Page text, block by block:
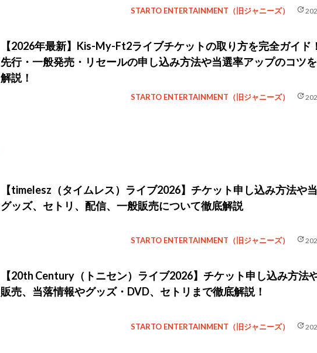
STARTO ENTERTAINMENT（旧ジャニーズ） update
【2026年最新】Kis-My-Ft2ライブチケットの取り方を完全ガイド
先行・一般発売・リセールの申し込み方法や当選率アップのコツ
解説！
STARTO ENTERTAINMENT（旧ジャニーズ） update
【timelesz（タイムレス）ライブ2026】チケット申し込み方法や当
グッズ、セトリ、配信、一般販売について徹底解説
STARTO ENTERTAINMENT（旧ジャニーズ） update
【20th Century（トニセン）ライブ2026】チケット申し込み方法
販売、当落情報やグッズ・DVD、セトリまで徹底解説！
STARTO ENTERTAINMENT（旧ジャニーズ） update